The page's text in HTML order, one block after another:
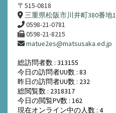
〒515-0818
三重県松阪市川井町380番地1
0598-21-0781
0598-21-8215
matue2es@matsusaka.ed.jp
総訪問者数 : 313155
今日の訪問者UU数 : 83
昨日の訪問者UU数 : 232
総閲覧数 : 2318317
今日の閲覧PV数 : 162
現在オンライン中の人数 : 4